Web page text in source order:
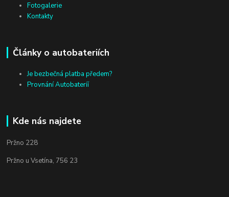
Fotogalerie
Kontakty
Články o autobateriích
Je bezbečná platba předem?
Provnání Autobateríí
Kde nás najdete
Pržno 228
Pržno u Vsetína, 756 23